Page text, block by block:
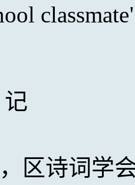
classmate
区诗词学